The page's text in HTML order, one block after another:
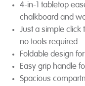
4-in-1 tabletop
chalkboard and
Just a simple
no tools required.
Foldable design
Easy grip handle
Spacious